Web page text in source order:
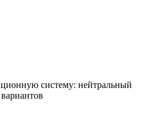
систему: нейтральный